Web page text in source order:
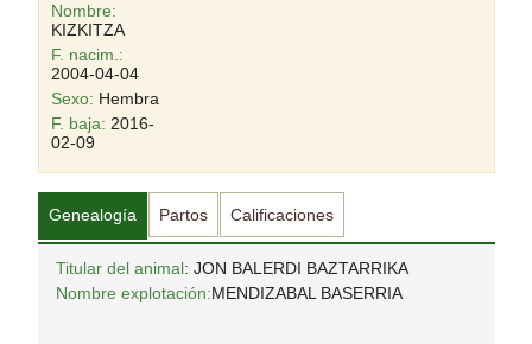
Nombre:
KIZKITZA
F. nacim.:
2004-04-04
Sexo: Hembra
F. baja: 2016-
02-09
Genealogía Partos Calificaciones
Titular del animal: JON BALERDI BAZTARRIKA
Nombre explotación:MENDIZABAL BASERRIA